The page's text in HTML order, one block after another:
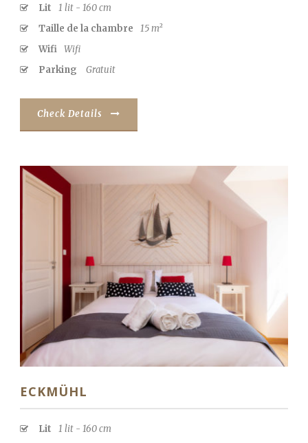
Lit
1 lit - 160 cm
Taille de la chambre
15 m²
Wifi Wifi
Parking
Gratuit
Check Details
ECKMÜHL
Lit
1 lit - 160 cm